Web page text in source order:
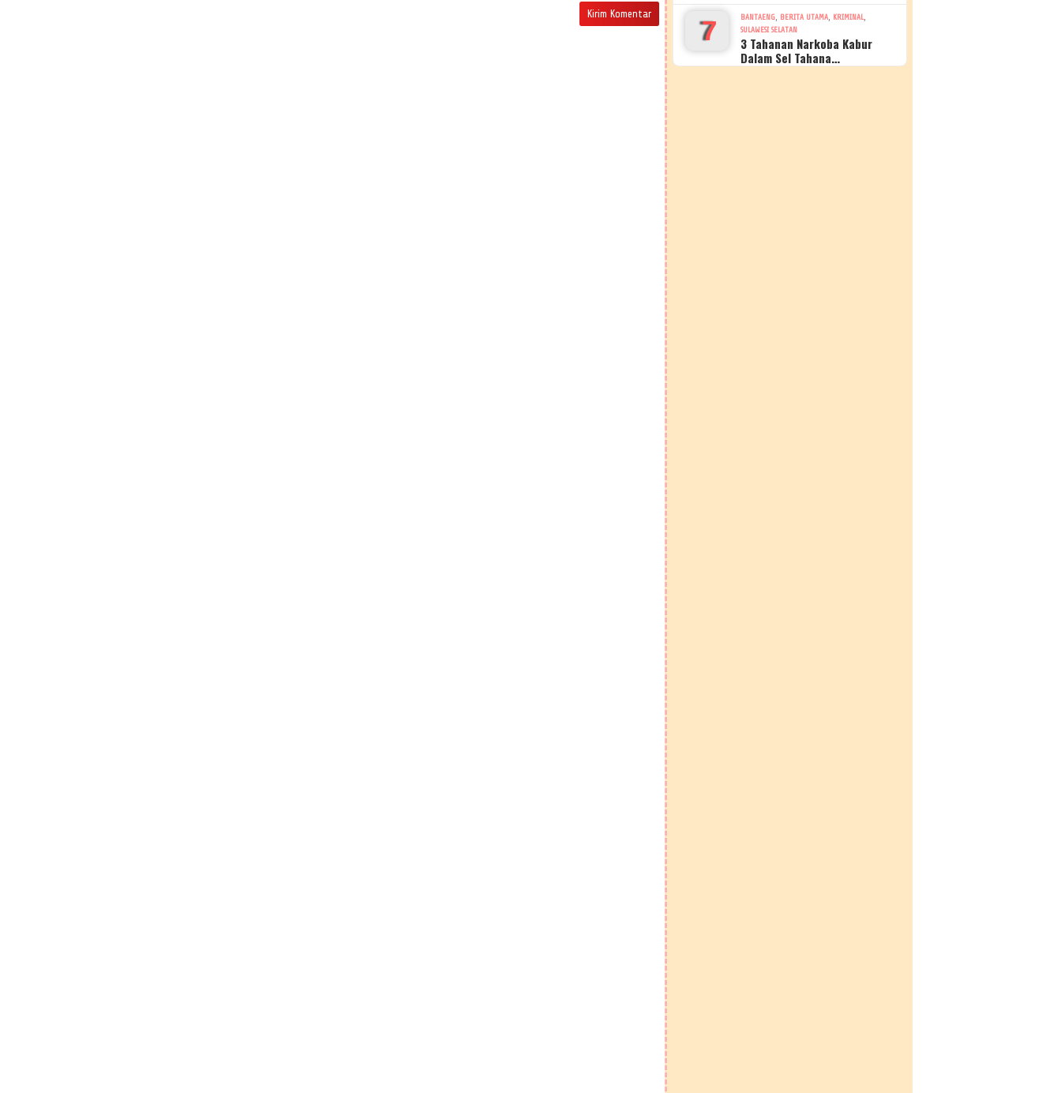
7 BANTAENG, BERITA UTAMA, KRIMINAL,
SULAWESI SELATAN
3 Tahanan Narkoba Kabur
Dalam Sel Tahana…